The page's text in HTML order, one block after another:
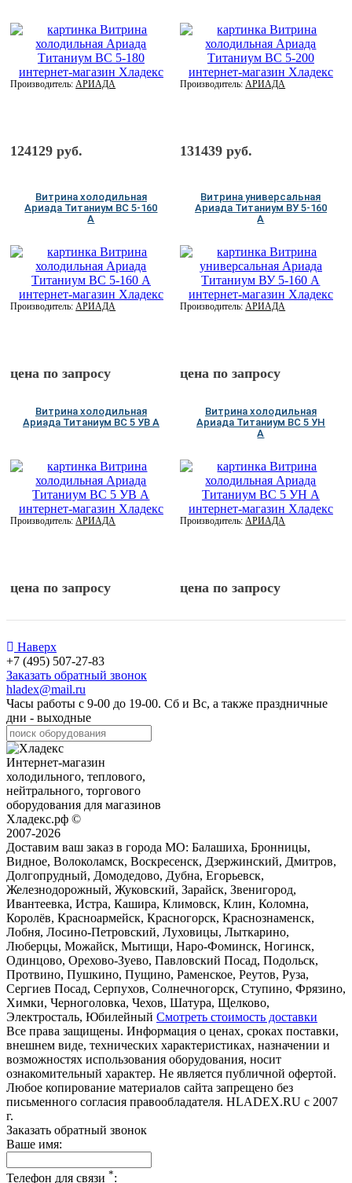
Производитель:АРИАДА
124129 руб.
Производитель:АРИАДА
131439 руб.
Витрина холодильная
Ариада Титаниум ВС 5-160
A
Производитель:АРИАДА
цена по запросу
Витрина универсальная
Ариада Титаниум ВУ 5-160
А
Производитель:АРИАДА
цена по запросу
Витрина холодильная
Ариада Титаниум ВС 5 УВ А
Производитель:АРИАДА
цена по запросу
Витрина холодильная
Ариада Титаниум ВС 5 УН
А
Производитель:АРИАДА
цена по запросу
Наверх
+7 (495) 507-27-83
Заказать обратный звонок
hladex@mail.ru
Часы работы с 9-00 до 19-00. Сб и Вс, а также праздничные
дни - выходные
Интернет-магазин
холодильного, теплового,
нейтрального, торгового
оборудования для магазинов
Хладекс.рф ©
2007-2026
Доставим ваш заказ в города МО: Балашиха, Бронницы,
Видное, Волоколамск, Воскресенск, Дзержинский, Дмитров,
Долгопрудный, Домодедово, Дубна, Егорьевск,
Железнодорожный, Жуковский, Зарайск, Звенигород,
Ивантеевка, Истра, Кашира, Климовск, Клин, Коломна,
Королёв, Красноармейск, Красногорск, Краснознаменск,
Лобня, Лосино-Петровский, Луховицы, Лыткарино,
Люберцы, Можайск, Мытищи, Наро-Фоминск, Ногинск,
Одинцово, Орехово-Зуево, Павловский Посад, Подольск,
Протвино, Пушкино, Пущино, Раменское, Реутов, Руза,
Сергиев Посад, Серпухов, Солнечногорск, Ступино, Фрязино,
Химки, Черноголовка, Чехов, Шатура, Щелково,
Электросталь, Юбилейный Смотреть стоимость доставки
Все права защищены. Информация о ценах, сроках поставки,
внешнем виде, технических характеристиках, назначении и
возможностях использования оборудования, носит
ознакомительный характер. Не является публичной офертой.
Любое копирование материалов сайта запрещено без
письменного согласия правообладателя. HLADEX.RU c 2007
г.
Заказать обратный звонок
Ваше имя:
Телефон для связи *: